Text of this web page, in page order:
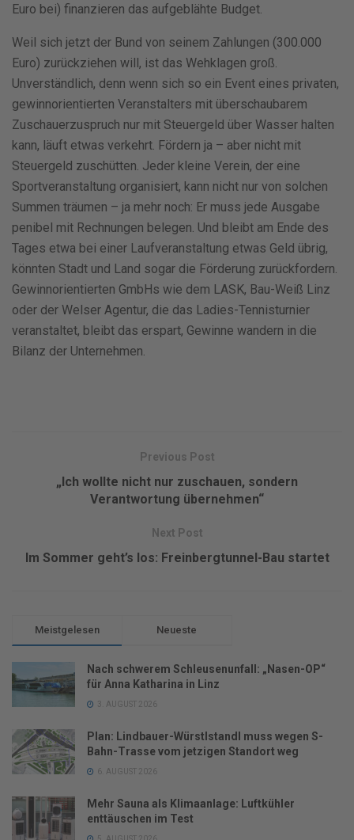
Euro bei) finanzieren das aufgeblähte Budget.
Weil sich jetzt der Bund von seinem Zahlungen (300.000
Euro) zurückziehen will, ist das Wehklagen groß.
Unverständlich, denn wenn sich so ein Event eines privaten,
gewinnorientierten Veranstalters mit überschaubarem
Zuschauerzuspruch nur mit Steuergeld über Wasser halten
kann, läuft etwas verkehrt. Fördern ja – aber nicht mit
Steuergeld zuschütten. Jeder kleine Verein, der eine
Sportveranstaltung organisiert, kann nicht nur von solchen
Summen träumen – ja mehr noch: Er muss jede Ausgabe
penibel mit Rechnungen belegen. Und bleibt am Ende des
Tages etwa bei einer Laufveranstaltung etwas Geld übrig,
könnten Stadt und Land sogar die Förderung zurückfordern.
Gewinnorientierten GmbHs wie dem LASK, Bau-Weiß Linz
oder der Welser Agentur, die das Ladies-Tennisturnier
veranstaltet, bleibt das erspart, Gewinne wandern in die
Bilanz der Unternehmen.
Previous Post
„Ich wollte nicht nur zuschauen, sondern
Verantwortung übernehmen“
Next Post
Im Sommer geht’s los: Freinbergtunnel-Bau startet
Meistgelesen Neueste
Nach schwerem Schleusenunfall: „Nasen-OP“
für Anna Katharina in Linz
3. AUGUST 2026
Plan: Lindbauer-Würstlstandl muss wegen S-
Bahn-Trasse vom jetzigen Standort weg
6. AUGUST 2026
Mehr Sauna als Klimaanlage: Luftkühler
enttäuschen im Test